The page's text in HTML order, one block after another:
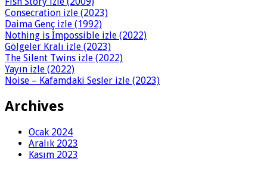
Consecration izle (2023)
Daima Genç izle (1992)
Nothing is Impossible izle (2022)
Gölgeler Kralı izle (2023)
The Silent Twins izle (2022)
Yayın izle (2022)
Noise – Kafamdaki Sesler izle (2023)
Archives
Ocak 2024
Aralık 2023
Kasım 2023